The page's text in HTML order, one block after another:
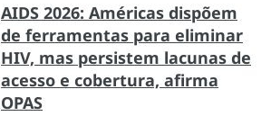
AIDS 2026: Américas dispõem
de ferramentas para eliminar
HIV, mas persistem lacunas de
acesso e cobertura, afirma
OPAS